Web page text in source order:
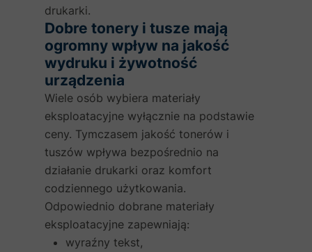
drukarki.
Dobre tonery i tusze mają
ogromny wpływ na jakość
wydruku i żywotność
urządzenia
Wiele osób wybiera materiały
eksploatacyjne wyłącznie na podstawie
ceny. Tymczasem jakość tonerów i
tuszów wpływa bezpośrednio na
działanie drukarki oraz komfort
codziennego użytkowania.
Odpowiednio dobrane materiały
eksploatacyjne zapewniają:
wyraźny tekst,